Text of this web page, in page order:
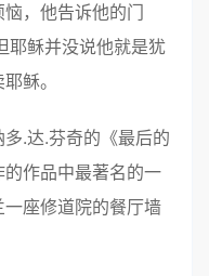
，他告诉他的门
耶稣并没说他就是犹
稣。
.达.芬奇的《最后的
作品中最著名的一
座修道院的餐厅墙